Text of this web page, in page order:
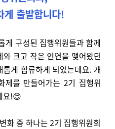
게 출발합니다!
게 구성된 집행위원들과 함께
크고 작은 인연을 맺어왔던
게 합류하게 되었는데요. 개
제를 만들어가는 2기 집행위
요!😊
화 중 하나는 2기 집행위원회